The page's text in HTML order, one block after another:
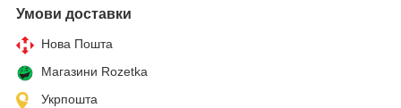
Умови доставки
Нова Пошта
Магазини Rozetka
Укрпошта